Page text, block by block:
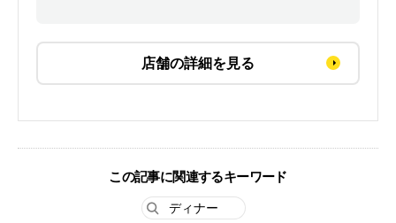
店舗の詳細を見る
この記事に関連するキーワード
ディナー